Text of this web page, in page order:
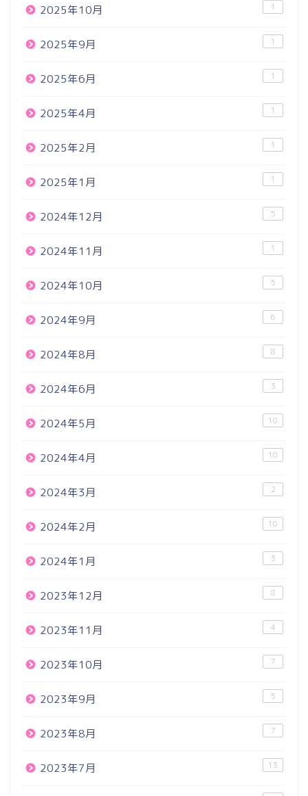
2025年10月 1
2025年9月 1
2025年6月 1
2025年4月 1
2025年2月 1
2025年1月 1
2024年12月 5
2024年11月 1
2024年10月 5
2024年9月 6
2024年8月 8
2024年6月 3
2024年5月 10
2024年4月 10
2024年3月 2
2024年2月 10
2024年1月 3
2023年12月 8
2023年11月 4
2023年10月 7
2023年9月 5
2023年8月 7
2023年7月 13